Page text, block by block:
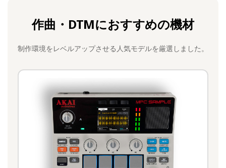
作曲・DTMにおすすめの機材
制作環境をレベルアップさせる人気モデルを厳選しました。